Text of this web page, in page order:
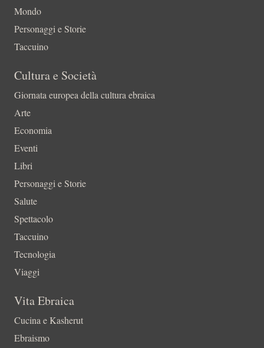
Mondo
Personaggi e Storie
Taccuino
Cultura e Società
Giornata europea della cultura ebraica
Arte
Economia
Eventi
Libri
Personaggi e Storie
Salute
Spettacolo
Taccuino
Tecnologia
Viaggi
Vita Ebraica
Cucina e Kasherut
Ebraismo